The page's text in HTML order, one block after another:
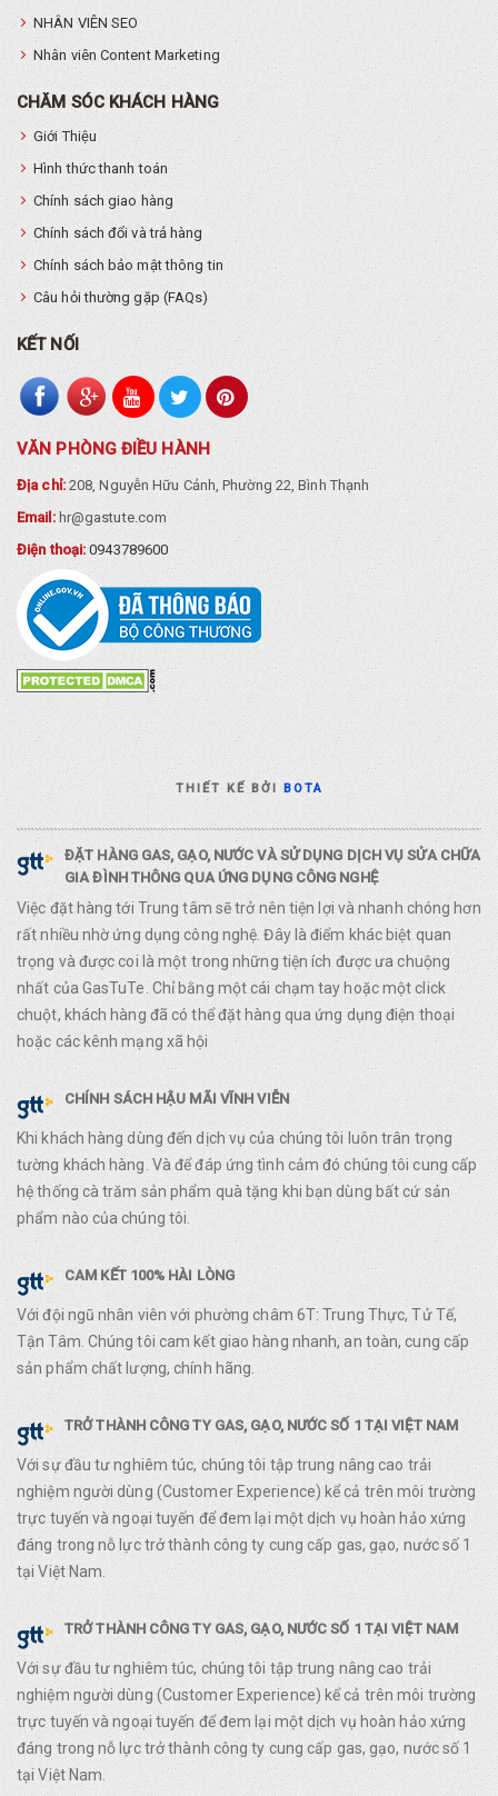
NHÂN VIÊN SEO
Nhân viên Content Marketing
CHĂM SÓC KHÁCH HÀNG
Giới Thiệu
Hình thức thanh toán
Chính sách giao hàng
Chính sách đổi và trả hàng
Chính sách bảo mật thông tin
Câu hỏi thường gặp (FAQs)
KẾT NỐI
VĂN PHÒNG ĐIỀU HÀNH
Địa chỉ:208, Nguyễn Hữu Cảnh, Phường 22, Bình Thạnh
Email:hr@gastute.com
Điện thoại:0943789600
THIẾT KẾ BỞIBOTA
ĐẶT HÀNG GAS, GẠO, NƯỚC VÀ SỬ DỤNG DỊCH VỤ SỬA CHỮA
GIA ĐÌNH THÔNG QUA ỨNG DỤNG CÔNG NGHỆ
Việc đặt hàng tới Trung tâm sẽ trở nên tiện lợi và nhanh chóng hơn
rất nhiều nhờ ứng dụng công nghệ. Đây là điểm khác biệt quan
trọng và được coi là một trong những tiện ích được ưa chuộng
nhất của GasTuTe. Chỉ bằng một cái chạm tay hoặc một click
chuột, khách hàng đã có thể đặt hàng qua ứng dụng điện thoại
hoặc các kênh mạng xã hội
CHÍNH SÁCH HẬU MÃI VĨNH VIỄN
Khi khách hàng dùng đến dịch vụ của chúng tôi luôn trân trọng
tường khách hàng. Và để đáp ứng tình cảm đó chúng tôi cung cấp
hệ thống cà trăm sản phẩm quà tặng khi bạn dùng bất cứ sản
phẩm nào của chúng tôi.
CAM KẾT 100% HÀI LÒNG
Với đội ngũ nhân viên với phường châm 6T: Trung Thực, Tử Tế,
Tận Tâm. Chúng tôi cam kết giao hàng nhanh, an toàn, cung cấp
sản phẩm chất lượng, chính hãng.
TRỞ THÀNH CÔNG TY GAS, GẠO, NƯỚC SỐ 1 TẠI VIỆT NAM
Với sự đầu tư nghiêm túc, chúng tôi tập trung nâng cao trải
nghiệm người dùng (Customer Experience) kể cả trên môi trường
trực tuyến và ngoại tuyến để đem lại một dịch vụ hoàn hảo xứng
đáng trong nỗ lực trở thành công ty cung cấp gas, gạo, nước số 1
tại Việt Nam.
TRỞ THÀNH CÔNG TY GAS, GẠO, NƯỚC SỐ 1 TẠI VIỆT NAM
Với sự đầu tư nghiêm túc, chúng tôi tập trung nâng cao trải
nghiệm người dùng (Customer Experience) kể cả trên môi trường
trực tuyến và ngoại tuyến để đem lại một dịch vụ hoàn hảo xứng
đáng trong nỗ lực trở thành công ty cung cấp gas, gạo, nước số 1
tại Việt Nam.